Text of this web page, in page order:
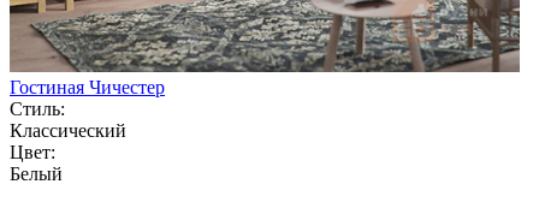
Гостиная Чичестер
Стиль:
Классический
Цвет:
Белый